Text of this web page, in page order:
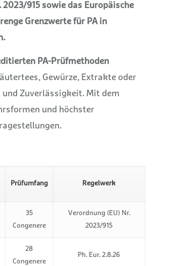
915 sowie das Europäische
Grenzwerte für PA in
PA-Prüfmethoden
Gewürze, Extrakte oder
Zuverlässigkeit. Mit dem
und höchster
Prüfumfang Regelwerk
35
Congenere
Verordnung (EU) Nr.
2023/915
28
Congenere
Ph. Eur. 2.8.26